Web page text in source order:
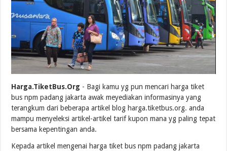
Harga.TiketBus.Org - Bagi kamu yg pun mencari harga tiket
bus npm padang jakarta awak meyediakan informasinya yang
terangkum dari beberapa artikel blog harga.tiketbus.org. anda
mampu menyeleksi artikel-artikel tarif kupon mana yg paling tepat
bersama kepentingan anda.
Kepada artikel mengenai harga tiket bus npm padang jakarta